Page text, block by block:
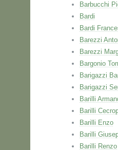
Barbucchi
Bardi
Bardi
Barezzi
Barezzi
Bargonio
Barigazzi
Barigazzi
Barilli
Barilli
Barilli Enzo
Barilli
Barilli Renzo